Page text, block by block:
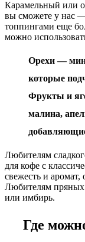
Карамельный или
вы сможете у нас
топпингами еще
можно
Орехи —
которые
Фрукты и
малина,
Любителям
для кофе с
свежесть и
Любителям пряных
или имбирь.
Где